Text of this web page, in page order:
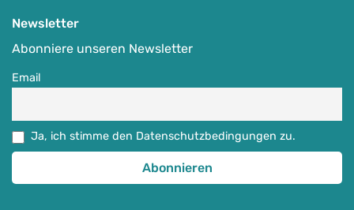
19.07.-26.07.2026
Detail Anzeigen
Newsletter
Abonniere unseren Newsletter
Email
Ja, ich stimme den Datenschutzbedingungen zu.